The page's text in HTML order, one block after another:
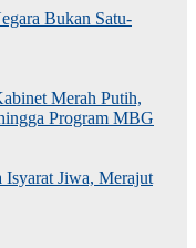
Bukan Satu-
Merah Putih,
Program MBG
Isyarat Jiwa, Merajut